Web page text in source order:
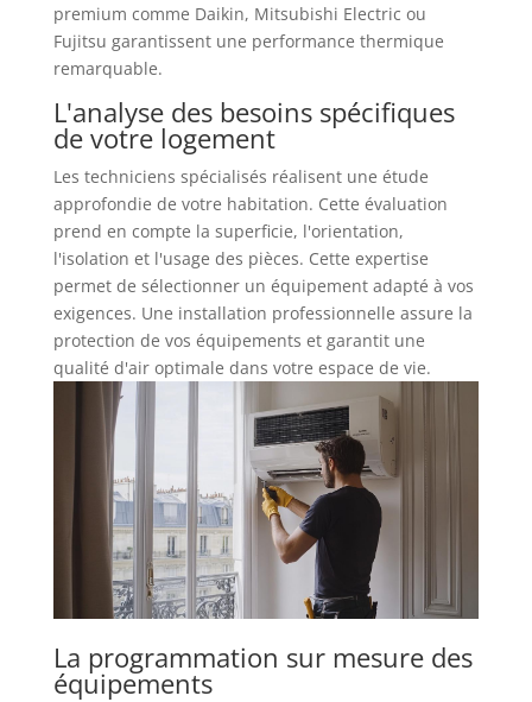
premium comme Daikin, Mitsubishi Electric ou
Fujitsu garantissent une performance thermique
remarquable.
L'analyse des besoins spécifiques
de votre logement
Les techniciens spécialisés réalisent une étude
approfondie de votre habitation. Cette évaluation
prend en compte la superficie, l'orientation,
l'isolation et l'usage des pièces. Cette expertise
permet de sélectionner un équipement adapté à vos
exigences. Une installation professionnelle assure la
protection de vos équipements et garantit une
qualité d'air optimale dans votre espace de vie.
La programmation sur mesure des
équipements